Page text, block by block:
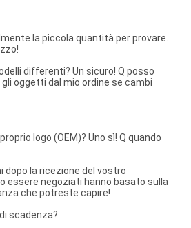
la piccola quantità per provare.
differenti? Un sicuro! Q posso
oggetti dal mio ordine se cambi
logo (OEM)? Uno sì! Q quando
dopo la ricezione del vostro
essere negoziati hanno basato sulla
che potreste capire!
scadenza?